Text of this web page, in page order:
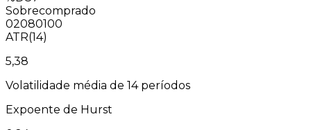
Sobrecomprado
02080100
ATR(14)
5,38
Volatilidade média de 14 períodos
Expoente de Hurst